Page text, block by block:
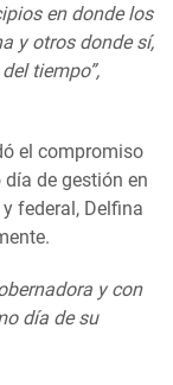
en donde los
y otros donde sí,
tiempo”,
el compromiso
de gestión en
federal, Delfina
y con
día de su